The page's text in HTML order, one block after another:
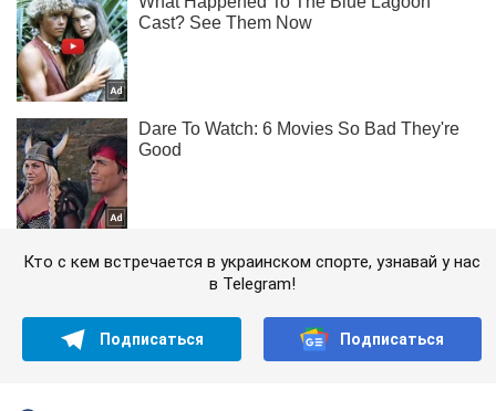
Кто с кем встречается в украинском спорте, узнавай у нас
в Telegram!
Подписаться Подписаться